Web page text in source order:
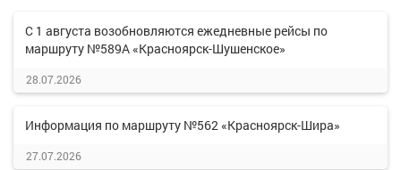
С 1 августа возобновляются ежедневные рейсы по
маршруту №589А «Красноярск-Шушенское»
28.07.2026
Информация по маршруту №562 «Красноярск-Шира»
27.07.2026